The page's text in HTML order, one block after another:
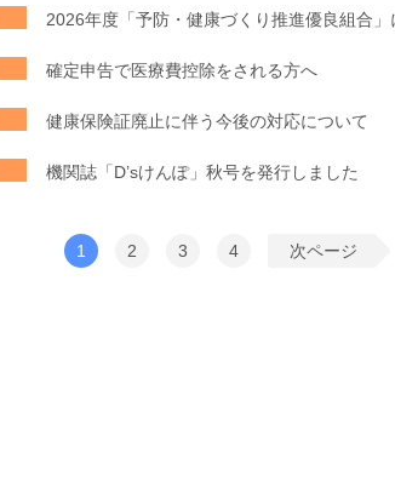
2026年度「予防・健康づくり推進優良組合」
確定申告で医療費控除をされる方へ
健康保険証廃止に伴う今後の対応について
機関誌「D’sけんぽ」秋号を発行しました
1 2 3 4 次ページ